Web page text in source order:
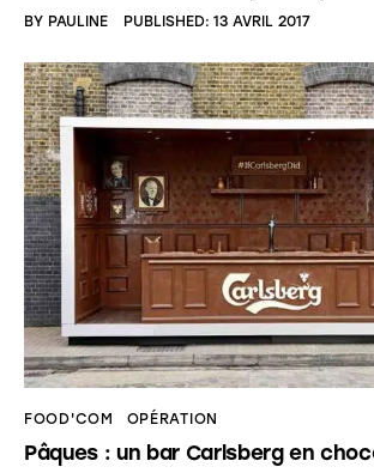
BY PAULINE PUBLISHED: 13 AVRIL 2017
FOOD'COM OPÉRATION
Pâques : un bar Carlsberg en